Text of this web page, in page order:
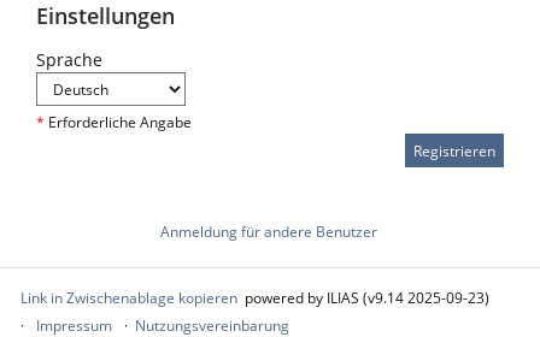
Einstellungen
Sprache
* Erforderliche Angabe
Anmeldung für andere Benutzer
Link in Zwischenablage kopieren powered by ILIAS (v9.14 2025-09-23)
Impressum
Nutzungsvereinbarung